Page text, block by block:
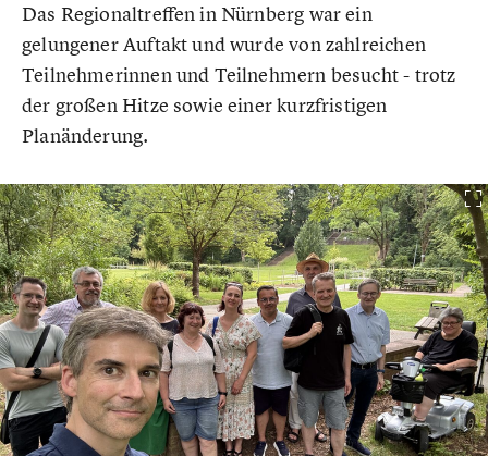
Das Regionaltreffen in Nürnberg war ein
gelungener Auftakt und wurde von zahlreichen
Teilnehmerinnen und Teilnehmern besucht - trotz
der großen Hitze sowie einer kurzfristigen
Planänderung.